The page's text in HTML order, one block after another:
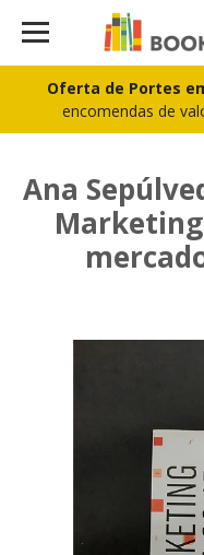
Oferta de Portes
encomendas de
Ana
Marketing